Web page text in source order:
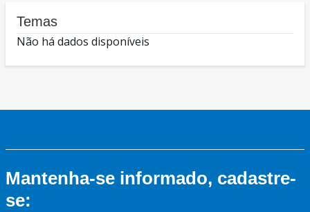
Temas
Não há dados disponíveis
Mantenha-se informado, cadastre-
se: